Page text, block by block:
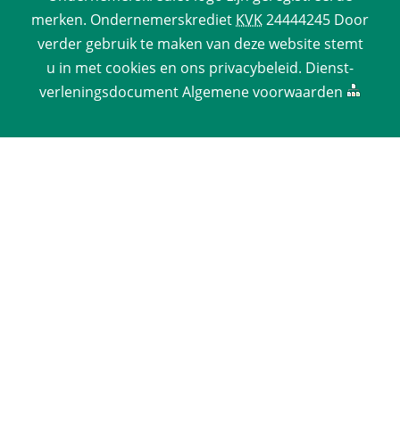
merken. Ondernemerskrediet KVK 24444245 Door
verder gebruik te maken van deze website stemt
u in met cookies en ons privacy­beleid. Dienst­
verlenings­documentAlgemene voorwaarden